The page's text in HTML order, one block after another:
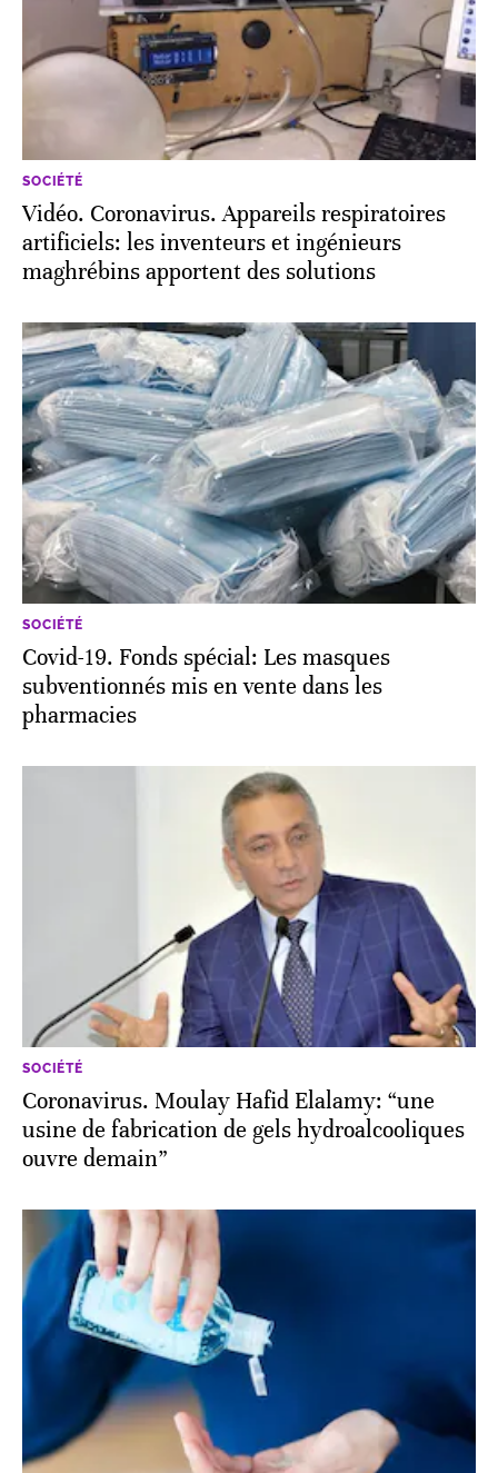
SOCIÉTÉ
Vidéo. Coronavirus. Appareils respiratoires
artificiels: les inventeurs et ingénieurs
maghrébins apportent des solutions
SOCIÉTÉ
Covid-19. Fonds spécial: Les masques
subventionnés mis en vente dans les
pharmacies
SOCIÉTÉ
Coronavirus. Moulay Hafid Elalamy: “une
usine de fabrication de gels hydroalcooliques
ouvre demain”